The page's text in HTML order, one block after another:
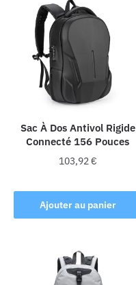
Sac À Dos Antivol Rigide
Connecté 156 Pouces
103,92€
Ajouter au panier